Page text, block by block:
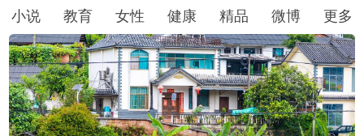
小说
教育 女性 健康 精品 微博 更多